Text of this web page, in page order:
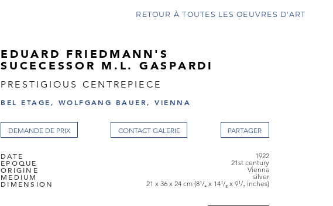
RETOUR À TOUTES LES OEUVRES D'ART
EDUARD FRIEDMANN'S
SUCECESSOR M.L. GASPARDI
PRESTIGIOUS CENTREPIECE
BEL ETAGE, WOLFGANG BAUER, VIENNA
DEMANDE DE PRIX CONTACT GALERIE
DATE 1922
EPOQUE 21st century
ORIGINE Vienna
MEDIUM silver
DIMENSION 21 x 36 x 24 cm (8¹/₄ x 14¹/₈ x 9¹/₂ inches)